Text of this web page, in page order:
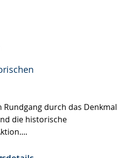
Rundgang durch das Denkmal
die historische